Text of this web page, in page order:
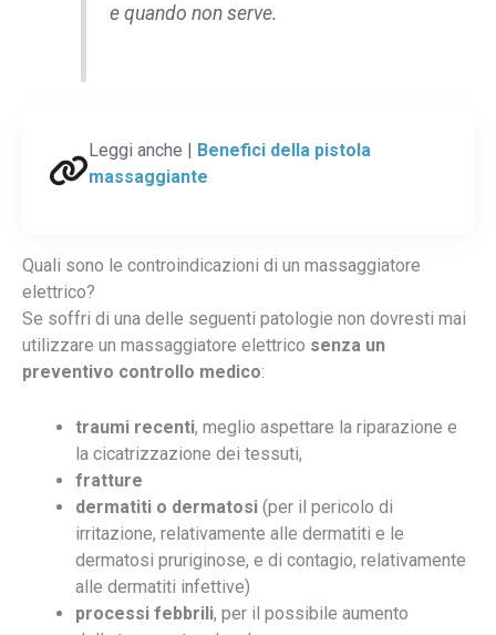
e quando non serve.
Leggi anche | Benefici della pistola
massaggiante
Quali sono le controindicazioni di un massaggiatore
elettrico?
Se soffri di una delle seguenti patologie non dovresti mai
utilizzare un massaggiatore elettrico senza un
preventivo controllo medico:
traumi recenti, meglio aspettare la riparazione e
la cicatrizzazione dei tessuti,
fratture
dermatiti o dermatosi (per il pericolo di
irritazione, relativamente alle dermatiti e le
dermatosi pruriginose, e di contagio, relativamente
alle dermatiti infettive)
processi febbrili, per il possibile aumento